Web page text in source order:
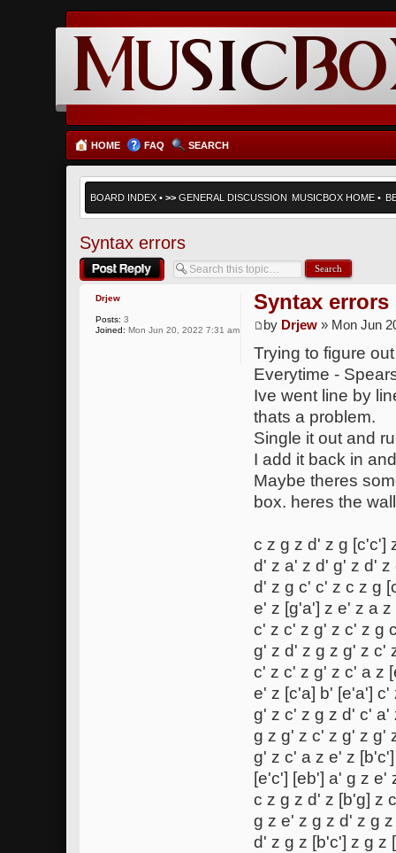
HOME FAQ SEARCH
BOARD INDEX • >> GENERAL DISCUSSION MUSICBOX HOME •
Syntax errors
Post a reply
Syntax errors
by Drjew » Mon Jun
Trying to figure
Everytime -
Ive went line by
thats a problem.
Single it out and
I add it back in
Maybe theres
box. heres the
c z g z d' z g [c'c']
d' z a' z d' g' z d' z
d' z g c' c' z c z g
e' z [g'a'] z e' z a
c' z c' z g' z c' z g
g' z d' z g z g' z c'
c' z c' z g' z c' a z
e' z [c'a] b' [e'a']
g' z c' z g z d' c' a'
g z g' z c' z g' z g'
g' z c' a z e' z
[e'c'] [eb'] a' g z e'
c z g z d' z [b'g] z
g z e' z g z d' z g
d' z g z [b'c'] z g z
Drjew
Posts: 3
Joined: Mon Jun 20, 2022 7:31 am